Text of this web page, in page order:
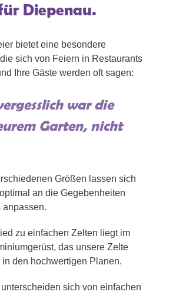
Diepenau.
bietet eine besondere
sich von Feiern in Restaurants
Ihre Gäste werden oft sagen:
war die
Garten, nicht
Größen lassen sich
an die Gegebenheiten
anpassen.
zu einfachen Zelten liegt im
das unsere Zelte
in den hochwertigen Planen.
sich von einfachen